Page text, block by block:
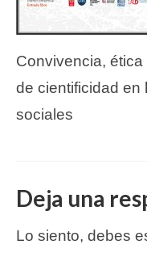
Convivencia,
de cientificidad en
sociales
Deja una
Lo siento, debes